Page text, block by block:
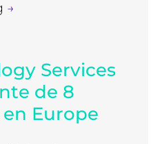
→
Services
de 8
Europe